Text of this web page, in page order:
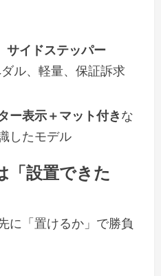
サイドステッパー
ル、軽量、保証訴求
ー表示＋マット付きな
したモデル
「設置できた
に「置けるか」で勝負